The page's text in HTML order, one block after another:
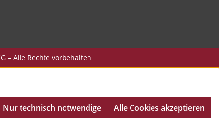
– Alle Rechte vorbehalten
Nur technisch notwendige Alle Cookies akzeptieren